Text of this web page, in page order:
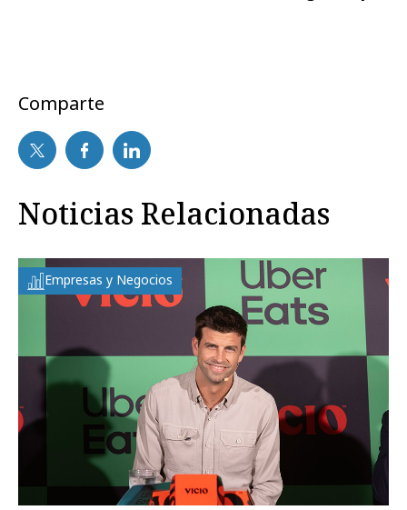
Comparte
Noticias Relacionadas
Empresas y Negocios